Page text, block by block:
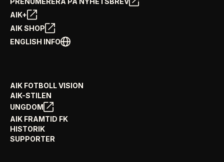
AIK+
AIK SHOP
ENGLISH INFO
AIK FOTBOLL VISION
AIK-STILEN
UNGDOM
AIK FRAMTID FK
HISTORIK
SUPPORTER